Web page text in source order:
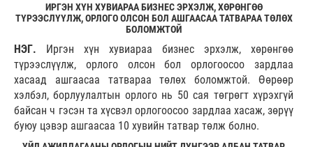
ИРГЭН ХҮН ХУВИАРАА БИЗНЕС ЭРХЭЛЖ, ХӨРӨНГӨӨ
ТҮРЭЭСЛҮҮЛЖ, ОРЛОГО ОЛСОН БОЛ АШГААСАА ТАТВАРАА ТӨЛӨХ
БОЛОМЖТОЙ
НЭГ.
Иргэн хүн хувиараа бизнес эрхэлж, хөрөнгөө
түрээслүүлж, орлого олсон бол орлогоосоо зардлаа
хасаад ашгаасаа татвараа төлөх боломжтой. Өөрөөр
хэлбэл, борлуулалтын орлого нь 50 сая төгрөгт хүрэхгүй
байсан ч гэсэн та хүсвэл орлогоосоо зардлаа хасаж, зөрүү
буюу цэвэр ашгаасаа 10 хувийн татвар төлж болно.